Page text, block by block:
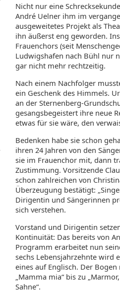
Nicht nur eine
André Uelner ihm im
ausgeweitetes Projekt als
ihn äußerst eng geworden.
Frauenchors (seit
Ludwigshafen nach Bühl nur
gar nicht mehr rechtzeitig.
Nach einem Nachfolger
ein Geschenk des Himmels.
an der Sternenberg-
gesangsbegeistert ihre neue
etwas für sie wäre, den
Bedenken habe sie schon
ihren 24 Jahren von den
sie im Frauenchor mit, dann
Zustimmung. Vorsitzende
schon zahlreichen von
Überzeugung bestätigt:
Dirigentin und Sängerinnen
sich verstehen.
Vorstand und Dirigentin
Kontinuität: Das bereits von
Programm erarbeitet nun
sechs Lebensjahrzehnte wird
eines auf Englisch. Der
„Mamma mia“ bis zu
Sahne“.